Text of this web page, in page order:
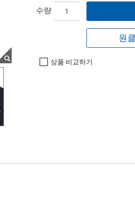
수량
원
상품 비교하기